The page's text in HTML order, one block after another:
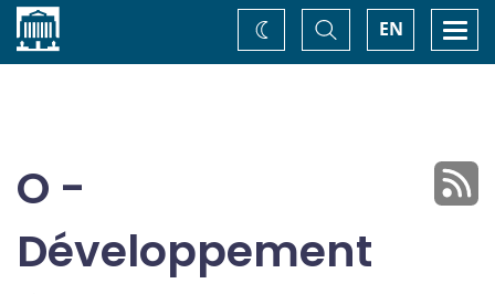
Accueil EN
Basculer
la
recherche
Changez
de
O -
Développement